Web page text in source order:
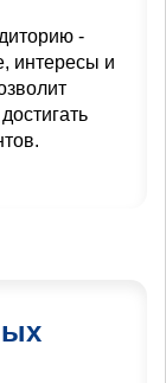
-
интересы и